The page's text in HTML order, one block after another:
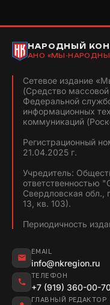
НАРОДНЫЙ
АНО «МЫ-
Сетевое издание
(Средство
Федеральной
информационных
коммуникаций
Регистрационный
21.04.2025 г.
Учредитель:
Свердловская обл.,
13, кв. 103).
Периодичность
EMAIL
info@nkregion.ru
ТЕЛЕФОН
+7 (919) 360-00-
ГЛАВНЫЙ РЕДАКТОР